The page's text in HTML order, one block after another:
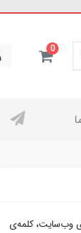
0
وب‌سایت، کلمه‌ی